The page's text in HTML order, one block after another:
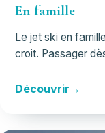
En famille
Le jet ski en
croit. Passager
Découvrir